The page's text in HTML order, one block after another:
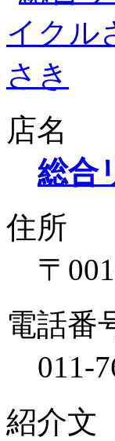
店名
総合
住所
〒
電話番
011-
紹介文